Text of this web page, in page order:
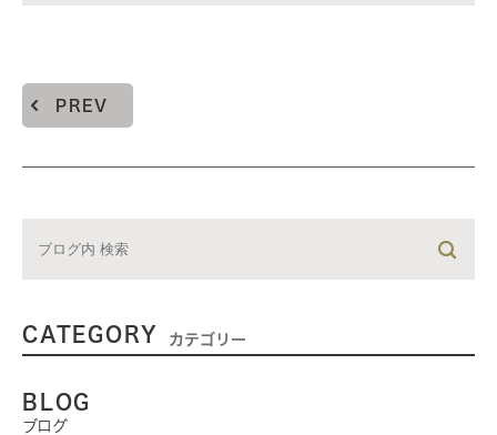
PREV
CATEGORY カテゴリー
BLOG
ブログ